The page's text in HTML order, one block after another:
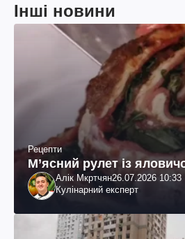
Інші новини
Рецепти
М’ясний рулет із
Алік Мкртчян26.07.2026 10:33
Кулінарний експерт